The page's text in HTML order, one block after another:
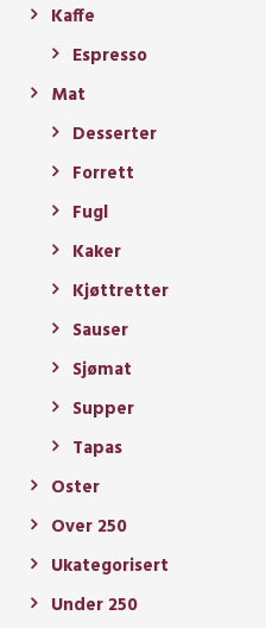
Kaffe
Espresso
Mat
Desserter
Forrett
Fugl
Kaker
Kjøttretter
Sauser
Sjømat
Supper
Tapas
Oster
Over 250
Ukategorisert
Under 250